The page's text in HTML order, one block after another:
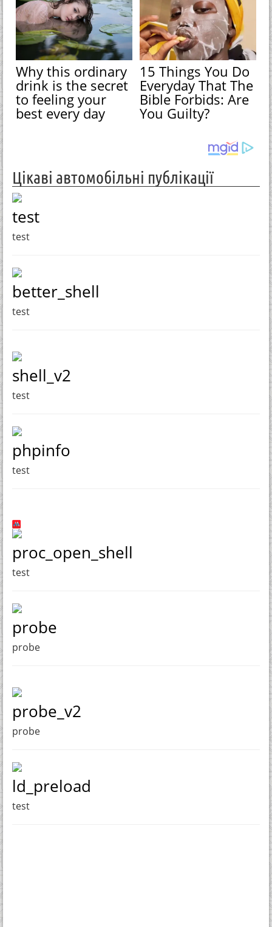
Why this ordinary
drink is the secret
to feeling your
best every day
15 Things You Do
Everyday That The
Bible Forbids: Are
You Guilty?
Цікаві автомобільні публікації
test
test
better_shell
test
shell_v2
test
phpinfo
test
proc_open_shell
test
probe
probe
probe_v2
probe
ld_preload
test